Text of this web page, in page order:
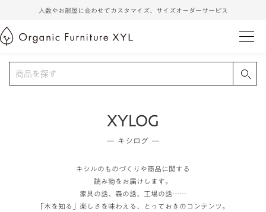
人数やお部屋に合わせてカスタマイズ、サイズオーダーサービス
XYLOG
キシログ
キシルのものづくりや商品に関する
読み物をお届けします。
家具の話、森の話、工場の話……
「木を知る」楽しさを味わえる、とっておきのコンテンツ。